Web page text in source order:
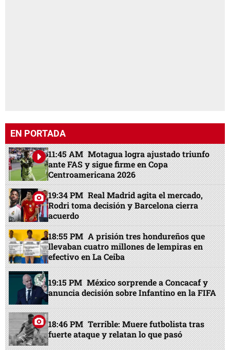
EN PORTADA
11:45 AM Motagua logra ajustado triunfo
ante FAS y sigue firme en Copa
Centroamericana 2026
19:34 PM Real Madrid agita el mercado,
Rodri toma decisión y Barcelona cierra
acuerdo
18:55 PM A prisión tres hondureños que
llevaban cuatro millones de lempiras en
efectivo en La Ceiba
19:15 PM México sorprende a Concacaf y
anuncia decisión sobre Infantino en la FIFA
18:46 PM Terrible: Muere futbolista tras
fuerte ataque y relatan lo que pasó